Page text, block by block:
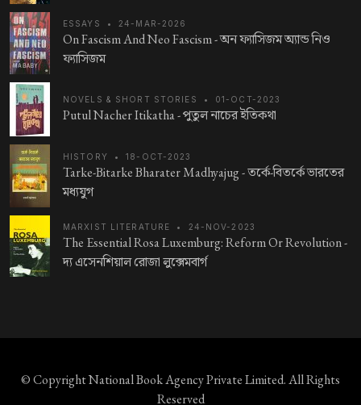
ESSAYS • 24-MAR-2026
On Fascism And Neo Fascism -অন ফ্যাসিজম অ্যান্ড নিও
ফ্যাসিজম
NOVELS & SHORT STORIES • 01-OCT-2023
Putul Nacher Itikatha -পুতুল নাচের ইতিকথা
HISTORY • 18-OCT-2023
Tarke-Bitarke Bharater Madhyajug -তর্কে-বিতর্কে ভারতের
মধ্যযুগ
MARXIST LITERATURE • 24-NOV-2023
The Essential Rosa Luxemburg: Reform Or Revolution -
দ্য এসেনশিয়াল রোজা লুক্সেমবার্গ
© CopyrightNational Book Agency Private Limited. All Rights
Reserved